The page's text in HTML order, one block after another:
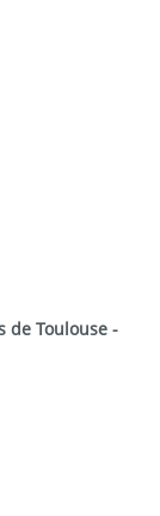
de Toulouse -